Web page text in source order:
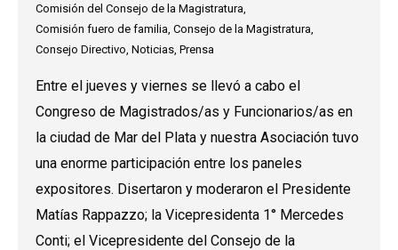
Comisión del Consejo de la Magistratura
Comisión fuero de familia Consejo de la Magistratura
Consejo Directivo Noticias Prensa
Entre el jueves y viernes se llevó a cabo el
Congreso de Magistrados/as y Funcionarios/as en
la ciudad de Mar del Plata y nuestra Asociación tuvo
una enorme participación entre los paneles
expositores. Disertaron y moderaron el Presidente
Matías Rappazzo; la Vicepresidenta 1° Mercedes
Conti; el Vicepresidente del Consejo de la